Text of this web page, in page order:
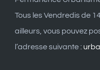
Tous les Vendredis de
ailleurs, vous pouvez
l’adresse suivante :